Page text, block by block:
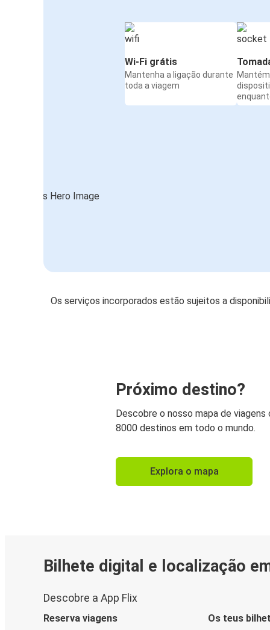
Wi-Fi grátis
Mantenha a ligação durante
toda a viagem
Os serviços incorporados estão sujeitos a
Próximo destino?
Descobre o nosso mapa de viagens
8000 destinos em todo o mundo.
Explora o mapa
Bilhete digital e localização
Descobre a App Flix
Reserva viagens Os teus